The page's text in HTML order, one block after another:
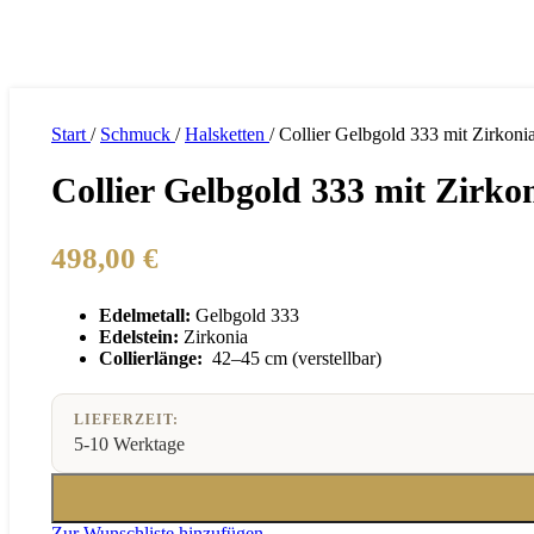
Start / Schmuck / Halsketten / Collier Gelbgold 333 mit Zirkonia
Collier Gelbgold 333 mit
498,00 €
Edelmetall: Gelbgold 333
Edelstein: Zirkonia
Collierlänge: 42–45 cm (verstellbar)
LIEFERZEIT:
5-10 Werktage